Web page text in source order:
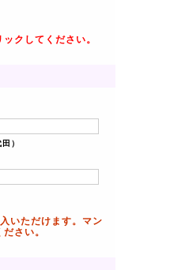
クしてください。
）
いただけます。マン
さい。